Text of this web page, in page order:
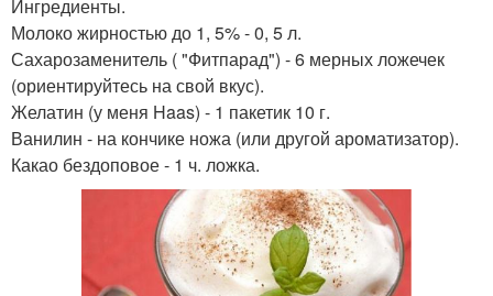
Пирог по дюкану Десерты по дюкану
Сырники по дюкану Творожный десерт
Печение по дюкану Горячий десерт
Ингредиенты.
Молоко жирностью до 1, 5% - 0, 5 л.
Сахарозаменитель ( "Фитпарад") - 6 мерных ложечек
(ориентируйтесь на свой вкус).
Желатин (у меня Haas) - 1 пакетик 10 г.
Ванилин - на кончике ножа (или другой ароматизатор).
Какао бездоповое - 1 ч. ложка.